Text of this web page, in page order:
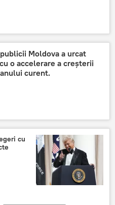
Moldova a urcat
o accelerare a creșterii
curent.
cu